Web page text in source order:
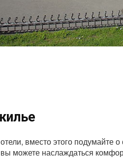
вместо этого
можете наслаждаться